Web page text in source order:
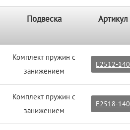
Подвеска Артикул
Комплект пружин с
занижением
E2512-140
Комплект пружин с
занижением
E2518-140